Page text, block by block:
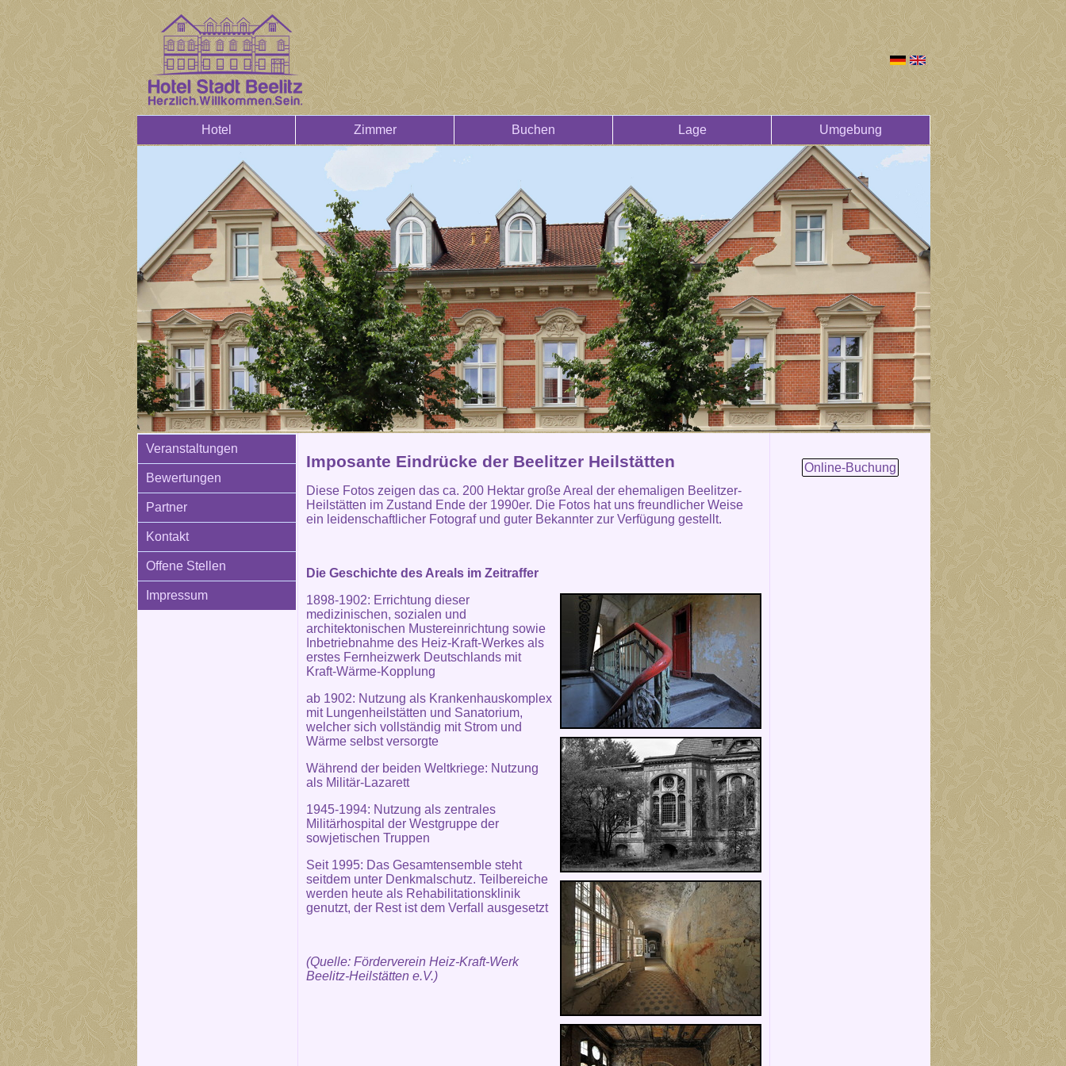
Hotel Zimmer Buchen Lage Umgebung
Veranstaltungen
Bewertungen
Partner
Kontakt
Offene Stellen
Impressum
Imposante Eindrücke der Beelitzer Heilstätten
Diese Fotos zeigen das ca. 200 Hektar große Areal der ehemaligen Beelitzer-
Heilstätten im Zustand Ende der 1990er. Die Fotos hat uns freundlicher Weise
ein leidenschaftlicher Fotograf und guter Bekannter zur Verfügung gestellt.
Die Geschichte des Areals im Zeitraffer
1898-1902: Errichtung dieser
medizinischen, sozialen und
architektonischen Mustereinrichtung sowie
Inbetriebnahme des Heiz-Kraft-Werkes als
erstes Fernheizwerk Deutschlands mit
Kraft-Wärme-Kopplung
ab 1902: Nutzung als Krankenhauskomplex
mit Lungenheilstätten und Sanatorium,
welcher sich vollständig mit Strom und
Wärme selbst versorgte
Während der beiden Weltkriege: Nutzung
als Militär-Lazarett
1945-1994: Nutzung als zentrales
Militärhospital der Westgruppe der
sowjetischen Truppen
Seit 1995: Das Gesamtensemble steht
seitdem unter Denkmalschutz. Teilbereiche
werden heute als Rehabilitationsklinik
genutzt, der Rest ist dem Verfall ausgesetzt
(Quelle: Förderverein Heiz-Kraft-Werk
Beelitz-Heilstätten e.V.)
Online-Buchung